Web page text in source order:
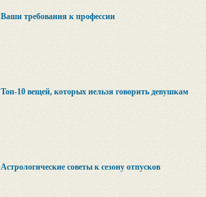
Ваши требования к профессии
Топ-10 вещей, которых нельзя говорить девушкам
Астрологические советы к сезону отпусков